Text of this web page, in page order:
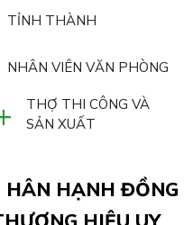
TỈNH THÀNH
+
NHÂN VIÊN VĂN
PHÒNG
THỢ THI CÔNG VÀ
SẢN XUẤT
HÂN HẠNH ĐỒNG